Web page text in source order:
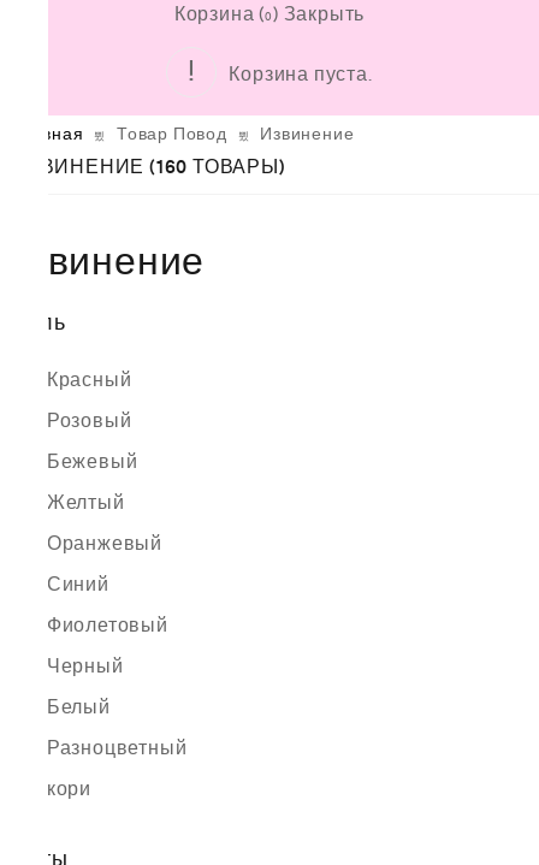
Корзина (0) Закрыть
Корзина пуста.
Главная Товар Повод Извинение
ИЗВИНЕНИЕ(160 ТОВАРЫ)
Извинение
Стиль
Красный
Розовый
Бежевый
Желтый
Оранжевый
Синий
Фиолетовый
Черный
Белый
Разноцветный
кори
Цветы